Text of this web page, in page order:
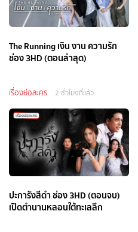
The Running เงิน งาน ความรัก
ช่อง 3HD (ตอนล่าสุด)
เรื่องย่อละคร 2 ชั่วโมงที่แล้ว
ปะการังสีดำ ช่อง 3HD (ตอนจบ)
เปิดตำนานหลอนใต้ทะเลลึก